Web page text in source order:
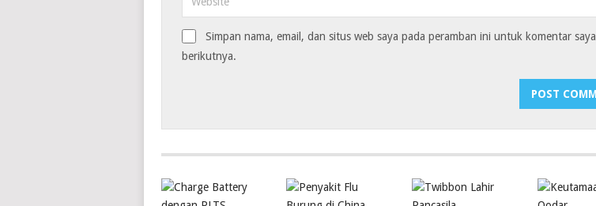
Simpan nama, email, dan situs web saya pada peramban ini untuk komentar saya
berikutnya.